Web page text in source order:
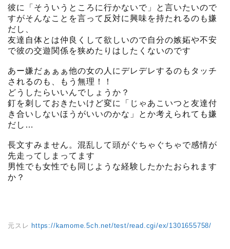
彼に「そういうところに行かないで」と言いたいので
すがそんなことを言って反対に興味を持たれるのも嫌
だし、
友達自体とは仲良くして欲しいので自分の嫉妬や不安
で彼の交遊関係を狭めたりはしたくないのです
あー嫌だぁぁぁ他の女の人にデレデレするのもタッチ
されるのも、もう無理！！
どうしたらいいんでしょうか？
釘を刺しておきたいけど変に「じゃあこいつと友達付
き合いしないほうがいいのかな」とか考えられても嫌
だし…
長文すみません。混乱して頭がぐちゃぐちゃで感情が
先走ってしまってます
男性でも女性でも同じような経験したかたおられます
か？
元スレ https://kamome.5ch.net/test/read.cgi/ex/1301655758/